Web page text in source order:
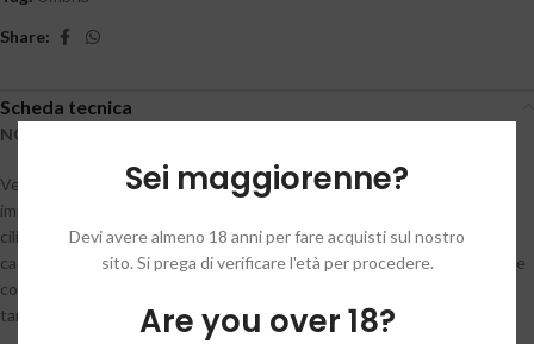
Sei maggiorenne?
Devi avere almeno 18 anni per fare acquisti sul nostro
sito. Si prega di verificare l'età per procedere.
Are you over 18?
Share:
Scheda tecnica
NOTE DI DEGUSTAZIONE
Veste il calice di un bel rosso rubino carico. L’olfatto è dapprima
impostato su frutta scura a confettura e sotto spirito, come ribes,
ciliegie nere e prugne, poi seguite da intensi richiami al pepe verde, al
cacao, al rabarbaro, alla liquirizia e al chinotto. La bocca è estremamente
coerente con il naso, e risulta potente ma ben gestita nella trama
tannica, calda, di ottimo corpo e di lunga persistenza.